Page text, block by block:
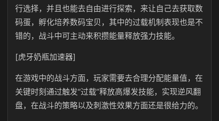
行选择，并且也能去自由进行探索，来让自己去获取数
码蛋，孵化培养数码宝贝，其中的过载机制表现也是不
错的，战斗中可主动来积攒能量释放强力技能。
[虎牙奶瓶加速器]
在游戏中的战斗方面，玩家需要去合理分配能量值，在
关键时刻通过触发“过载”释放高爆发技能，实现逆风翻
盘，在战斗的策略以及刺激性效果方面还是很给力的。